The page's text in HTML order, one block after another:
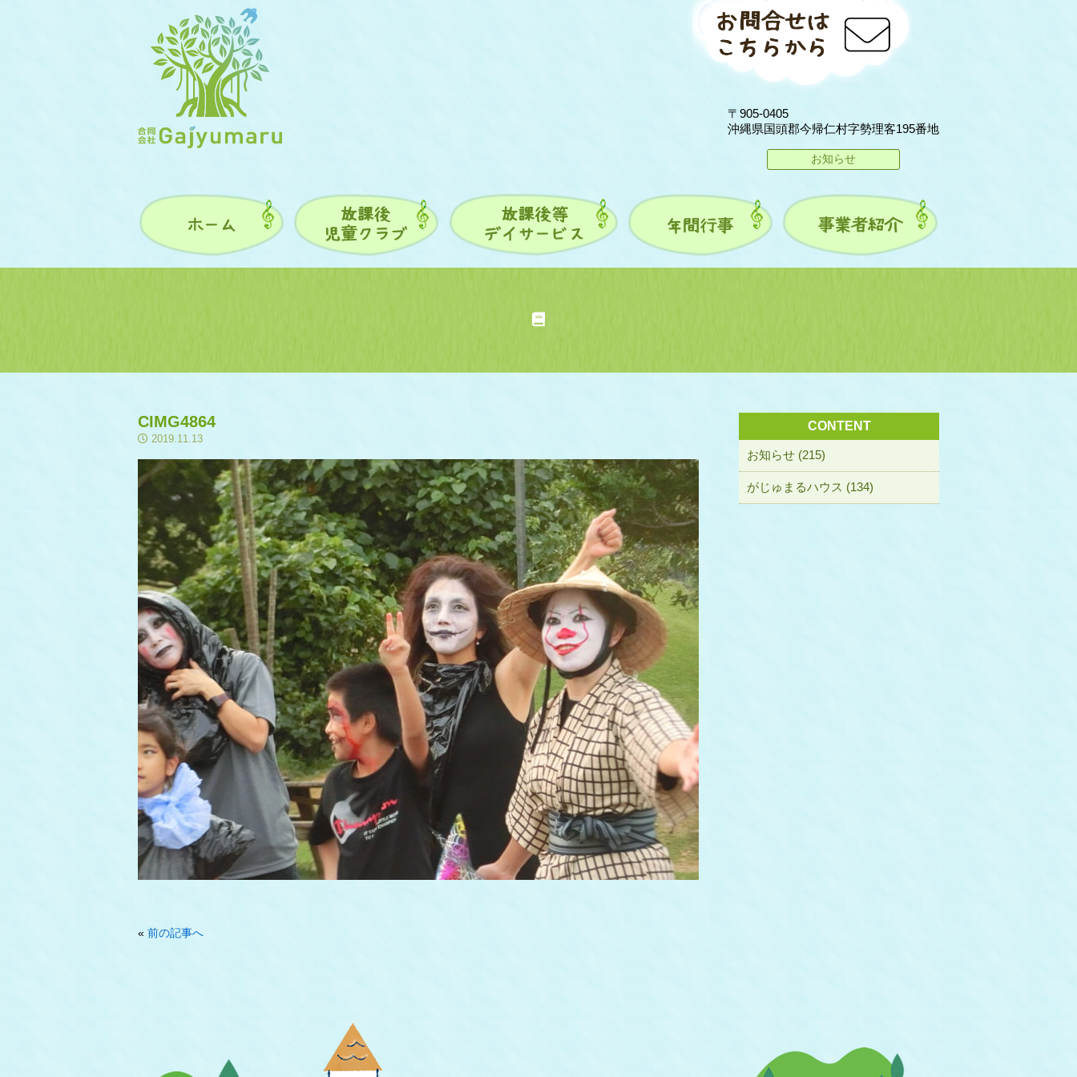
〒905-0405
沖縄県国頭郡今帰仁村字勢理客195番地
お知らせ
CIMG4864
2019.11.13
« 前の記事へ
CONTENT
お知らせ (215)
がじゅまるハウス (134)